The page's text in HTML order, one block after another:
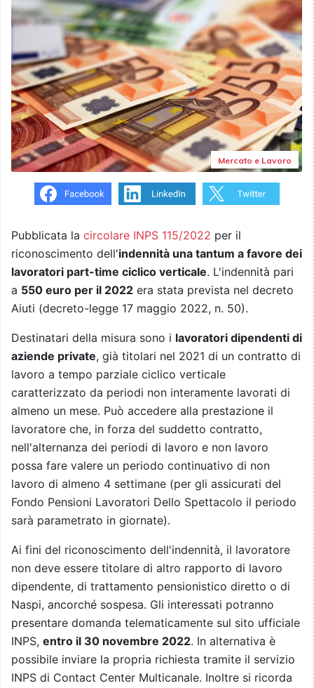
Mercato e Lavoro
Pubblicata la circolare INPS 115/2022 per il
riconoscimento dell'indennità una tantum a favore dei
lavoratori part-time ciclico verticale. L'indennità pari
a 550 euro per il 2022 era stata prevista nel decreto
Aiuti (decreto-legge 17 maggio 2022, n. 50).
Destinatari della misura sono i lavoratori dipendenti di
aziende private, già titolari nel 2021 di un contratto di
lavoro a tempo parziale ciclico verticale
caratterizzato da periodi non interamente lavorati di
almeno un mese. Può accedere alla prestazione il
lavoratore che, in forza del suddetto contratto,
nell'alternanza dei periodi di lavoro e non lavoro
possa fare valere un periodo continuativo di non
lavoro di almeno 4 settimane (per gli assicurati del
Fondo Pensioni Lavoratori Dello Spettacolo il periodo
sarà parametrato in giornate).
Ai fini del riconoscimento dell'indennità, il lavoratore
non deve essere titolare di altro rapporto di lavoro
dipendente, di trattamento pensionistico diretto o di
Naspi, ancorché sospesa. Gli interessati potranno
presentare domanda telematicamente sul sito ufficiale
INPS, entro il 30 novembre 2022. In alternativa è
possibile inviare la propria richiesta tramite il servizio
INPS di Contact Center Multicanale. Inoltre si ricorda